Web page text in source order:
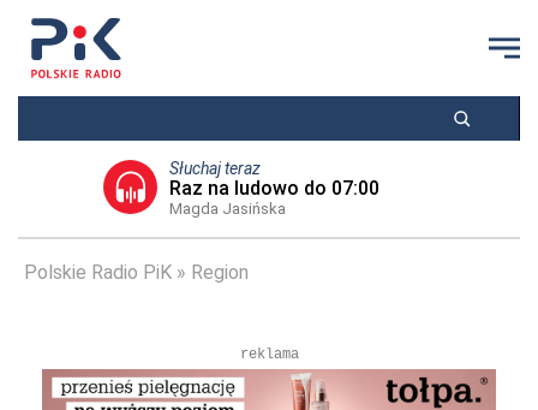
Słuchaj teraz
Raz na ludowo do 07:00
Magda Jasińska
Polskie Radio PiK Region
reklama